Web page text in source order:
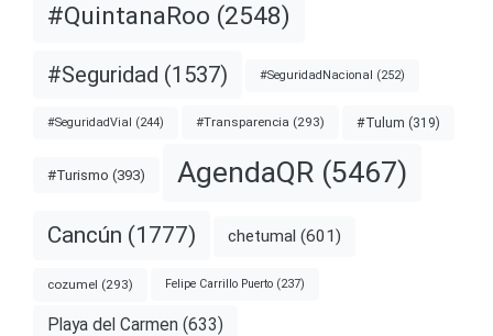
#QuintanaRoo (2548)
#Seguridad (1537) #SeguridadNacional (252)
#SeguridadVial (244) #Transparencia (293) #Tulum (319)
#Turismo (393) AgendaQR (5467)
Cancún (1777) chetumal (601)
cozumel (293) Felipe Carrillo Puerto (237)
Playa del Carmen (633)